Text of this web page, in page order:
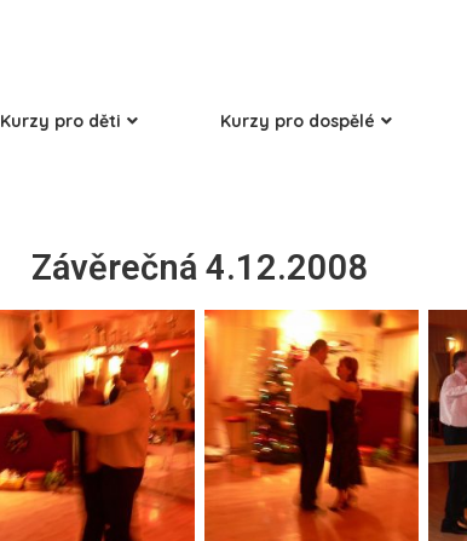
Kurzy pro děti Kurzy pro dospělé
Závěrečná 4.12.2008